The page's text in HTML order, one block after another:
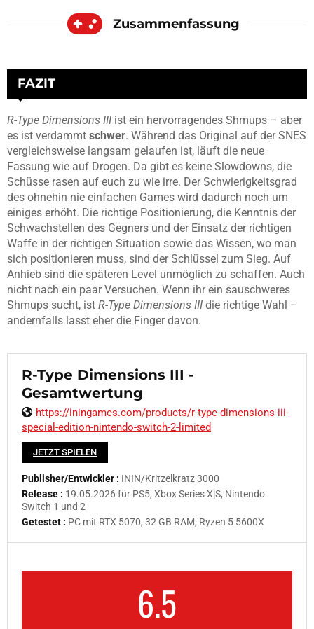
Zusammenfassung
FAZIT
R-Type Dimensions III ist ein hervorragendes Shmups – aber
es ist verdammt schwer. Während das Original auf der SNES
vergleichsweise langsam gelaufen ist, läuft die neue
Fassung wie auf Drogen. Da gibt es keine Slowdowns, die
Schüsse rasen auf euch zu wie irre. Der Schwierigkeitsgrad
des ohnehin nie einfachen Games wird dadurch noch um
einiges erhöht. Die richtige Positionierung, die Kenntnis der
Schwachstellen des Gegners und der Einsatz der richtigen
Waffe in der richtigen Situation sowie das Wissen, wo man
sich positionieren muss, sind der Schlüssel zum Sieg. Auf
Anhieb sind die späteren Level unmöglich zu schaffen. Auch
nicht nach ein paar Versuchen. Wenn ihr ein sauschweres
Shmups sucht, ist R-Type Dimensions III die richtige Wahl –
andernfalls lasst eher die Finger davon.
R-Type Dimensions III -
Gesamtwertung
https://iningames.com/products/r-type-dimensions-iii-
special-edition-nintendo-switch-2-limited
JETZT SPIELEN
Publisher/Entwickler : ININ/Kritzelkratz 3000
Release : 19.05.2026 für PS5, Xbox Series X|S, Nintendo
Switch 1 und 2
Getestet : PC mit RTX 5070, 32 GB RAM, Ryzen 5 5600X
6.5